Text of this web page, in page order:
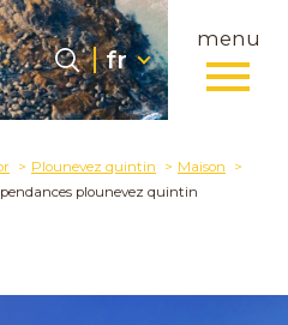
menu
Langue
fr
0 Langue
fr
Plounevez quintin
Maison
plounevez quintin